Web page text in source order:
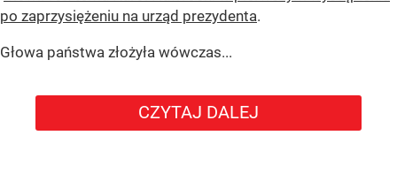
po zaprzysiężeniu na urząd prezydenta.
Głowa państwa złożyła wówczas...
CZYTAJ DALEJ